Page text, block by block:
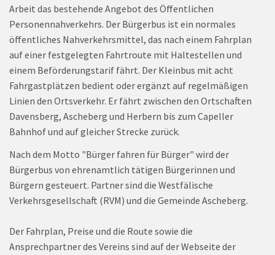
Arbeit das bestehende Angebot des Öffentlichen
Personennahverkehrs. Der Bürgerbus ist ein normales
öffentliches Nahverkehrsmittel, das nach einem Fahrplan
auf einer festgelegten Fahrtroute mit Haltestellen und
einem Beförderungstarif fährt. Der Kleinbus mit acht
Fahrgastplätzen bedient oder ergänzt auf regelmäßigen
Linien den Ortsverkehr. Er fährt zwischen den Ortschaften
Davensberg, Ascheberg und Herbern bis zum Capeller
Bahnhof und auf gleicher Strecke zurück.
Nach dem Motto "Bürger fahren für Bürger" wird der
Bürgerbus von ehrenamtlich tätigen Bürgerinnen und
Bürgern gesteuert. Partner sind die Westfälische
Verkehrsgesellschaft (RVM) und die Gemeinde Ascheberg.
Der Fahrplan, Preise und die Route sowie die
Ansprechpartner des Vereins sind auf der Webseite der